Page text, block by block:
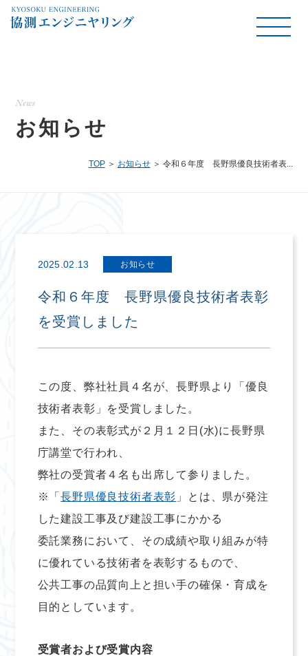
News
お知らせ
TOP お知らせ 令和６年度 長野県優良技術者表...
2025.02.13 お知らせ
令和６年度 長野県優良技術者表彰
を受賞しました
この度、弊社社員４名が、長野県より「優良
技術者表彰」を受賞しました。
また、その表彰式が２月１２日(水)に長野県
庁講堂で行われ、
弊社の受賞者４名も出席して参りました。
※「長野県優良技術者表彰 」とは、県が発注
した建設工事及び建設工事にかかる
委託業務において、その成績や取り組みが特
に優れている技術者を表彰するもので、
公共工事の品質向上と担い手の確保・育成を
目的としています。
受賞者および受賞内容